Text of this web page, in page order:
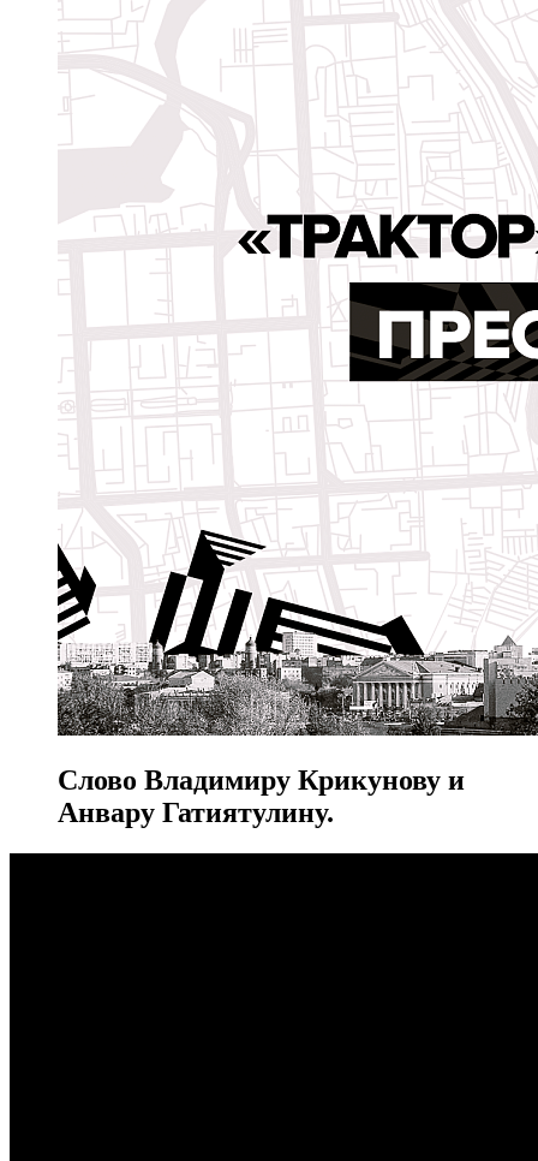
Слово Владимиру Крикунову и
Анвару Гатиятулину.